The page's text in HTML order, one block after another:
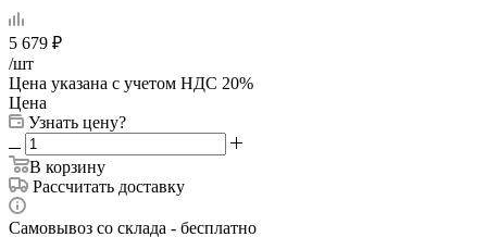
5 679 ₽
/шт
Цена указана с учетом НДС 20%
Цена
Узнать цену?
В корзину
Рассчитать доставку
Самовывоз со склада - бесплатно